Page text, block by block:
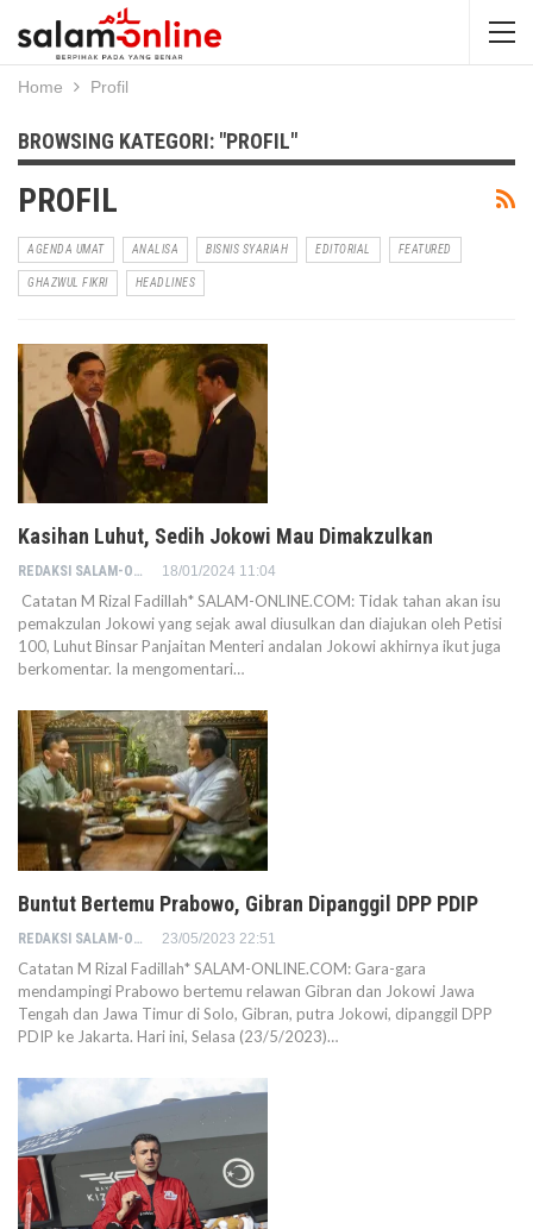
Home Profil
BROWSING KATEGORI: "PROFIL"
PROFIL
AGENDA UMAT ANALISA BISNIS SYARIAH EDITORIAL FEATURED
GHAZWUL FIKRI HEADLINES
Kasihan Luhut, Sedih Jokowi Mau Dimakzulkan
REDAKSI SALAM-ONLINE 18/01/2024 11:04
Catatan M Rizal Fadillah* SALAM-ONLINE.COM: Tidak tahan akan isu
pemakzulan Jokowi yang sejak awal diusulkan dan diajukan oleh Petisi
100, Luhut Binsar Panjaitan Menteri andalan Jokowi akhirnya ikut juga
berkomentar. Ia mengomentari…
Buntut Bertemu Prabowo, Gibran Dipanggil DPP PDIP
REDAKSI SALAM-ONLINE 23/05/2023 22:51
Catatan M Rizal Fadillah* SALAM-ONLINE.COM: Gara-gara
mendampingi Prabowo bertemu relawan Gibran dan Jokowi Jawa
Tengah dan Jawa Timur di Solo, Gibran, putra Jokowi, dipanggil DPP
PDIP ke Jakarta. Hari ini, Selasa (23/5/2023)…